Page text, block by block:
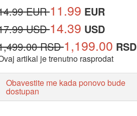
EUR11.99 EUR
USD14.39 USD
RSD1,199.00 RSD
artikal je trenutno rasprodat
Obavestite me kada ponovo bude
dostupan